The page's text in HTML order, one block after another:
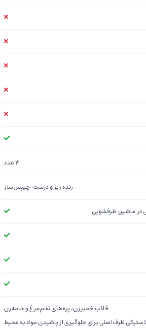
3 عدد
رنده ریز و درشت-چیپس‌ساز
در ماشین ظرفشویی
قلاب خمیرزن، پره‌های تخم‌مرغ و خامه‌زن
ظرف اصلی برای جلوگیری از پاشیدن مواد به محیط